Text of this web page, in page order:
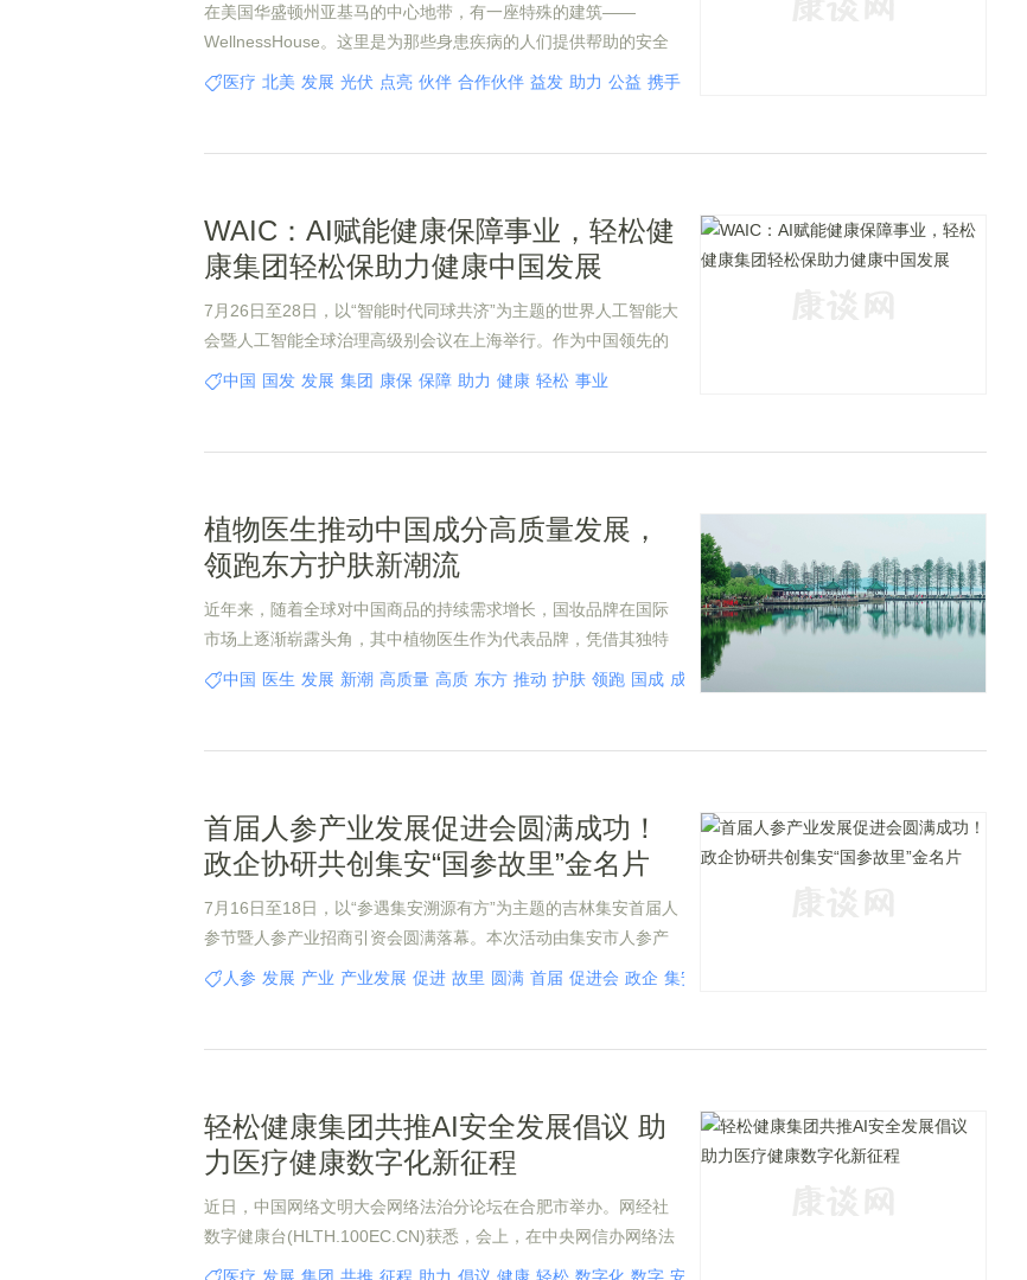
在美国华盛顿州亚基马的中心地带，有一座特殊的建筑——
WellnessHouse。这里是为那些身患疾病的人们提供帮助的安全
港湾。而支撑这一切的，除了当地社区的帮助，还有昱能科技携
本。
医疗 北美 发展 光伏 点亮 伙伴 合作伙伴 益发 助力 公益 携手
WAIC：AI赋能健康保障事业，轻松健
康集团轻松保助力健康中国发展
7月26日至28日，以“智能时代同球共济”为主题的世界人工智能大
会暨人工智能全球治理高级别会议在上海举行。作为中国领先的
科技型一站式平台，轻松健康集团凭借在AI+健康领域的深度布局
中国 国发 发展 集团 康保 保障 助力 健康 轻松 事业
植物医生推动中国成分高质量发展，
领跑东方护肤新潮流
近年来，随着全球对中国商品的持续需求增长，国妆品牌在国际
市场上逐渐崭露头角，其中植物医生作为代表品牌，凭借其独特
的科研实力和品牌策略，成功推动了中国成分在美妆行业的高质
中国 医生 发展 新潮 高质量 高质 东方 推动 护肤 领跑 国成 成分 质量
首届人参产业发展促进会圆满成功！
政企协研共创集安“国参故里”金名片
7月16日至18日，以“参遇集安溯源有方”为主题的吉林集安首届人
参节暨人参产业招商引资会圆满落幕。本次活动由集安市人参产
业发展服务中心主办，方家铺子食品有限公司、天力生态农业有
养”一体化发展新格局，全面激活集安人参产业在新时代乡村振兴
人参 发展 产业 产业发展 促进 故里 圆满 首届 促进会 政企 集安
轻松健康集团共推AI安全发展倡议 助
力医疗健康数字化新征程
近日，中国网络文明大会网络法治分论坛在合肥市举办。网经社
数字健康台(HLTH.100EC.CN)获悉，会上，在中央网信办网络法
治局、网络管理技术局的指导下，中国网络空间安全协会会同公